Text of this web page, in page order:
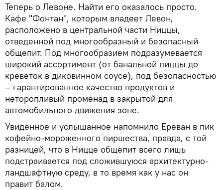
Теперь о Левоне. Найти его оказалось просто.
Кафе "Фонтан", которым владеет Левон,
расположено в центральной части Ниццы,
отведенной под многообразный и безопасный
общепит. Под многообразием подразумевается
широкий ассортимент (от банальной пиццы до
креветок в диковинном соусе), под безопасностью
– гарантированное качество продуктов и
неторопливый променад в закрытой для
автомобильного движения зоне.
Увиденное и услышанное напомнило Ереван в пик
кофейно-мороженного пиршества, правда, с той
разницей, что в Ницце общепит всего лишь
подстраивается под сложившуюся архитектурно-
ландшафтную среду, в то время как у нас он
правит балом.